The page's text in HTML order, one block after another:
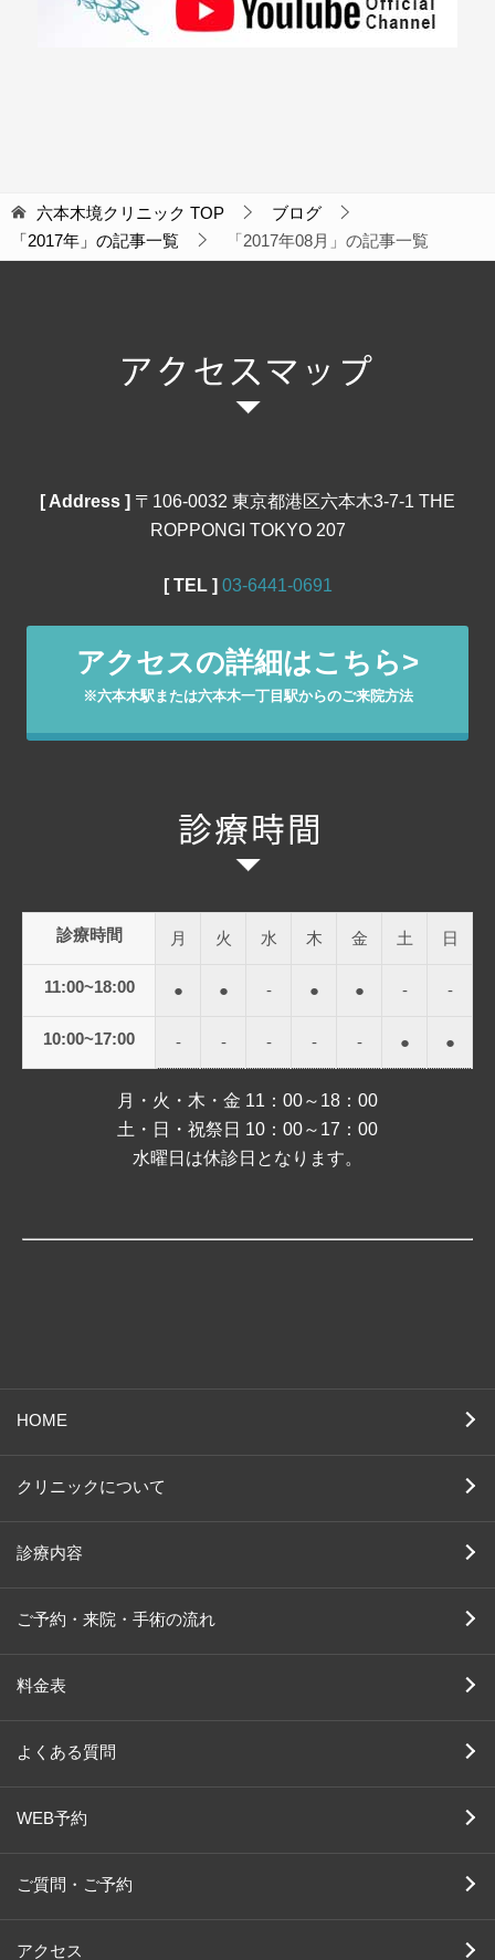
六本木境クリニック TOP
ブログ
「2017年」の記事一覧
「2017年08月」の記事一覧
[ Address ] 〒106‐0032 東京都港区六本木3-7-1 THE
ROPPONGI TOKYO 207
[ TEL ] 03‐6441‐0691
アクセスの詳細はこちら>
※六本木駅または六本木一丁目駅からのご来院方法
診療時間 月 火 水 木 金 土 日
11:00~18:00 ● ● - ● ● - -
10:00~17:00 - - - - - ● ●
月・火・木・金 11：00～18：00
土・日・祝祭日 10：00～17：00
水曜日は休診日となります。
HOME
クリニックについて
診療内容
ご予約・来院・手術の流れ
料金表
よくある質問
WEB予約
ご質問・ご予約
アクセス